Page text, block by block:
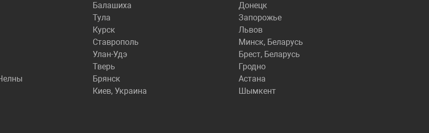
Балашиха
Тула
Курск
Ставрополь
Улан-Удэ
Тверь
Брянск
Киев, Украина
Донецк
Запорожье
Львов
Минск, Беларусь
Брест, Беларусь
Гродно
Астана
Шымкент